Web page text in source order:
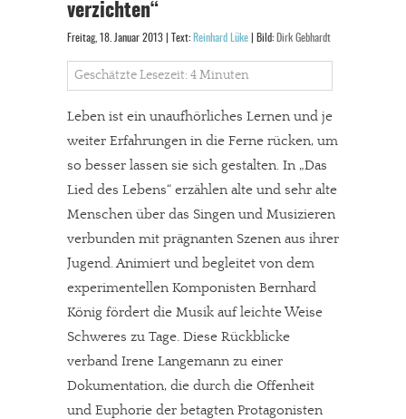
verzichten“
Freitag, 18. Januar 2013 | Text: Reinhard Lüke | Bild: Dirk Gebhardt
Geschätzte Lesezeit: 4 Minuten
Leben ist ein unaufhörliches Lernen und je
weiter Erfahrungen in die Ferne rücken, um
so besser lassen sie sich gestalten. In „Das
Lied des Lebens“ erzählen alte und sehr alte
Menschen über das Singen und Musizieren
verbunden mit prägnanten Szenen aus ihrer
Jugend. Animiert und begleitet von dem
experimentellen Komponisten Bernhard
König fördert die Musik auf leichte Weise
Schweres zu Tage. Diese Rückblicke
verband Irene Langemann zu einer
Dokumentation, die durch die Offenheit
und Euphorie der betagten Protagonisten